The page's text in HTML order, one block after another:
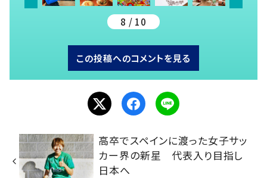
8 / 10
この投稿へのコメントを見る
高卒でスペインに渡った女子サッ
カー界の新星 代表入り目指し
日本へ